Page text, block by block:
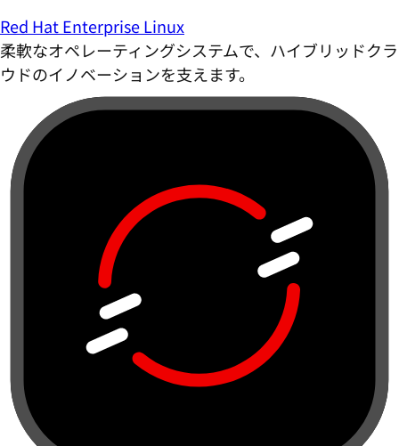
Red Hat Enterprise Linux
柔軟なオペレーティングシステムで、ハイブリッドクラ
ウドのイノベーションを支えます。